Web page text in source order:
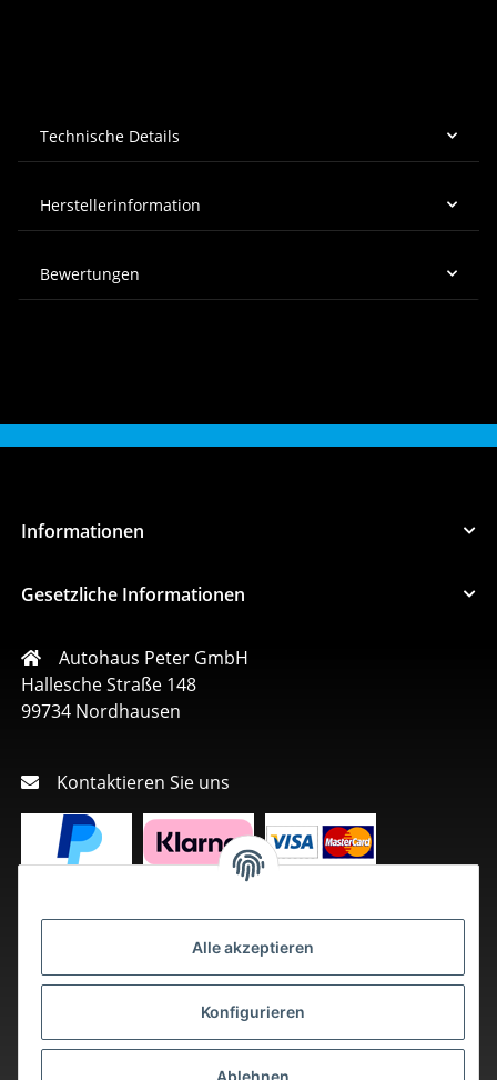
Alle akzeptieren
Konfigurieren
Technische Details
Herstellerinformation
Bewertungen
Informationen
Gesetzliche Informationen
Autohaus Peter GmbH
Hallesche Straße 148
99734 Nordhausen
Kontaktieren Sie uns